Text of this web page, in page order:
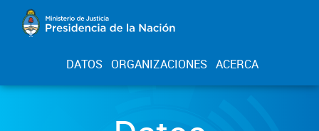
DATOS ORGANIZACIONES ACERCA